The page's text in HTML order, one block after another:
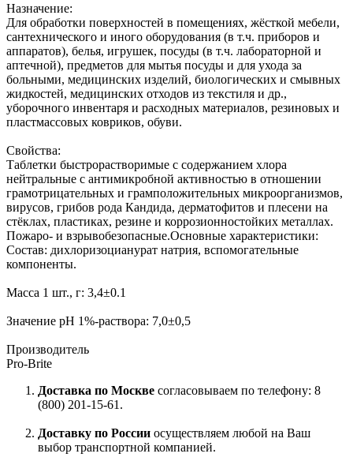
Назначение:
Для обработки поверхностей в помещениях, жёсткой мебели,
сантехнического и иного оборудования (в т.ч. приборов и
аппаратов), белья, игрушек, посуды (в т.ч. лабораторной и
аптечной), предметов для мытья посуды и для ухода за
больными, медицинских изделий, биологических и смывных
жидкостей, медицинских отходов из текстиля и др.,
уборочного инвентаря и расходных материалов, резиновых и
пластмассовых ковриков, обуви.
Свойства:
Таблетки быстрорастворимые с содержанием хлора
нейтральные с антимикробной активностью в отношении
грамотрицательных и грамположительных микроорганизмов,
вирусов, грибов рода Кандида, дерматофитов и плесени на
стёклах, пластиках, резине и коррозионностойких металлах.
Пожаро- и взрывобезопасные.Основные характеристики:
Состав: дихлоризоцианурат натрия, вспомогательные
компоненты.
Масса 1 шт., г: 3,4±0.1
Значение pH 1%-раствора: 7,0±0,5
Производитель
Pro-Brite
Доставка по Москве согласовываем по телефону: 8
(800) 201-15-61.
Доставку по России осуществляем любой на Ваш
выбор транспортной компанией.